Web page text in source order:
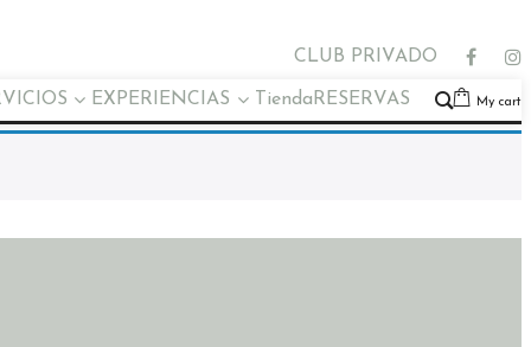
CLUB PRIVADO
EXPERIENCIAS Tienda RESERVAS My cart